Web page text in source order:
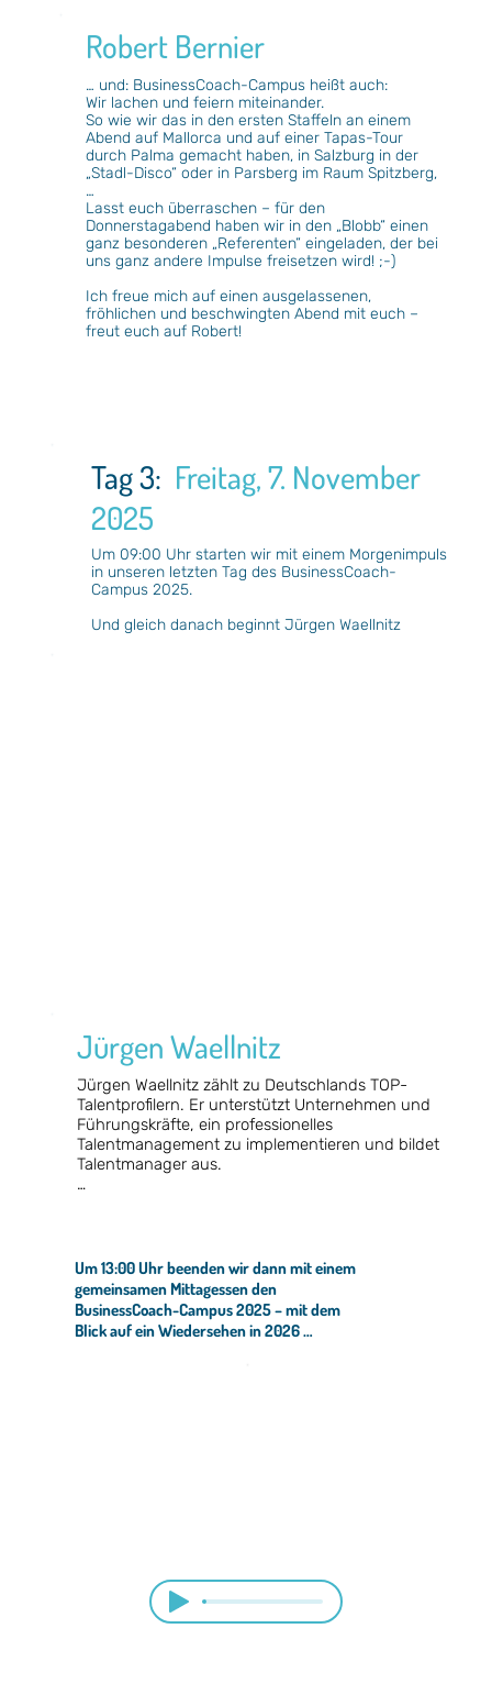
Um 13:00 Uhr beenden wir dann mit einem
gemeinsamen Mittagessen den
BusinessCoach-Campus 2025 – mit dem
Blick auf ein Wiedersehen in 2026 …
Robert Bernier
… und: BusinessCoach-Campus heißt auch:
Wir lachen und feiern miteinander.
So wie wir das in den ersten Staffeln an einem
Abend auf Mallorca und auf einer Tapas-Tour
durch Palma gemacht haben, in Salzburg in der
„Stadl-Disco“ oder in Parsberg im Raum Spitzberg,
…
Lasst euch überraschen – für den
Donnerstagabend haben wir in den „Blobb“ einen
ganz besonderen „Referenten“ eingeladen, der bei
uns ganz andere Impulse freisetzen wird! ;-)
Ich freue mich auf einen ausgelassenen,
fröhlichen und beschwingten Abend mit euch –
freut euch auf Robert!
Tag 3: Freitag, 7. November
2025
Um 09:00 Uhr starten wir mit einem Morgenimpuls
in unseren letzten Tag des BusinessCoach-
Campus 2025.
Und gleich danach beginnt Jürgen Waellnitz
Jürgen Waellnitz
Jürgen Waellnitz zählt zu Deutschlands TOP-
Talentprofilern. Er unterstützt Unternehmen und
Führungskräfte, ein professionelles
Talentmanagement zu implementieren und bildet
Talentmanager aus.
Mitarbeiter gut zu kennen, welches begeisternde
Entwicklungspotenzial sich daraus ergibt, den
richtigen Mitarbeiter an dem für ihn und für das
Unternehmen richtigen Platz zu haben. Und
ganz entscheidend dabei: Vorher bereits zu